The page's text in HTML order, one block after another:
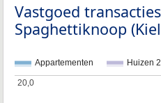
Vastgoed
Spaghettiknoop
Appartementen Huizen
20,0
20,0